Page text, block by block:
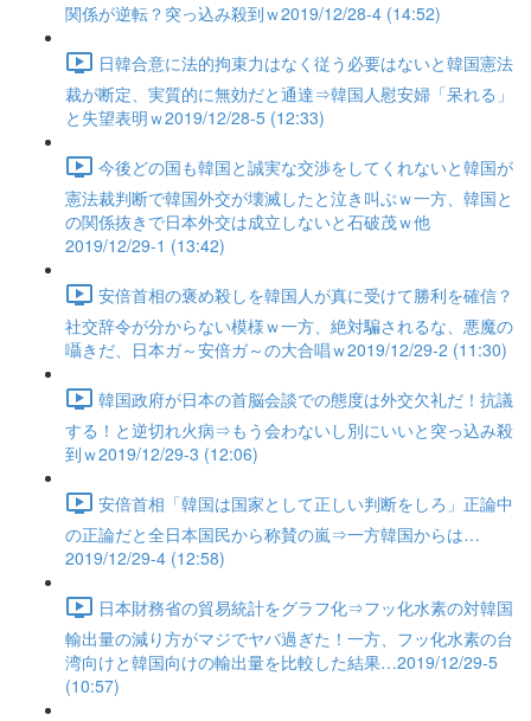
関係が逆転？突っ込み殺到ｗ2019/12/28-4 (14:52)
日韓合意に法的拘束力はなく従う必要はないと韓国憲法
裁が断定、実質的に無効だと通達⇒韓国人慰安婦「呆れる」
と失望表明ｗ2019/12/28-5 (12:33)
今後どの国も韓国と誠実な交渉をしてくれないと韓国が
憲法裁判断で韓国外交が壊滅したと泣き叫ぶｗ一方、韓国と
の関係抜きで日本外交は成立しないと石破茂ｗ他
2019/12/29-1 (13:42)
安倍首相の褒め殺しを韓国人が真に受けて勝利を確信？
社交辞令が分からない模様ｗ一方、絶対騙されるな、悪魔の
囁きだ、日本ガ～安倍ガ～の大合唱ｗ2019/12/29-2 (11:30)
韓国政府が日本の首脳会談での態度は外交欠礼だ！抗議
する！と逆切れ火病⇒もう会わないし別にいいと突っ込み殺
到ｗ2019/12/29-3 (12:06)
安倍首相「韓国は国家として正しい判断をしろ」正論中
の正論だと全日本国民から称賛の嵐⇒一方韓国からは…
2019/12/29-4 (12:58)
日本財務省の貿易統計をグラフ化⇒フッ化水素の対韓国
輸出量の減り方がマジでヤバ過ぎた！一方、フッ化水素の台
湾向けと韓国向けの輸出量を比較した結果…2019/12/29-5
(10:57)